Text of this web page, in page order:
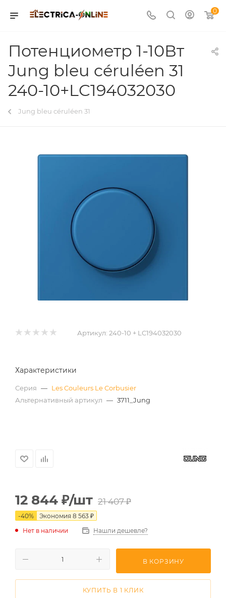
0
Потенциометр 1-10Вт
Jung bleu céruléen 31
240-10+LC194032030
Jung bleu céruléen 31
Артикул: 240-10 + LC194032030
Характеристики
Серия — Les Couleurs Le Corbusier
Альтернативный артикул — 3711_Jung
12 844 ₽/шт 21 407₽
-40% Экономия 8 563 ₽
Нет в наличии
Нашли дешевле?
В КОРЗИНУ
КУПИТЬ В 1 КЛИК